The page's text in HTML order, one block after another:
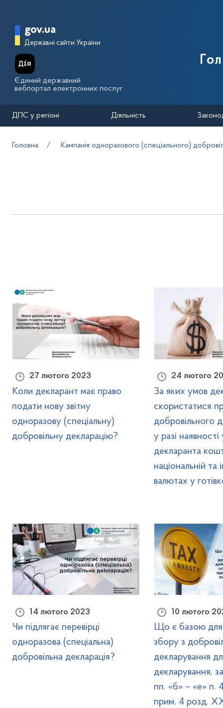
Головна сторінка Державної
gov.ua
Державні сайти України
Єдиний державний
вебпортал електронних послуг
ДПС у регіоні Діяльність
Головна Кампанія одноразового (спеціального)
27 лютого 2023
Коли декларант має право
подати нову звітну
одноразову (спеціальну)
добровільну декларацію?
24 лютого
За яких умов
скористатися
добровільного
у разі
декларанта
національній та
валютах у
14 лютого 2023
Чи підлягає перевірці
одноразова (спеціальна)
добровільна декларація?
10 лютого
Що є базою для
збору з
декларування
декларування,
пп. «б» – «е» п.
прим. 4 розд.